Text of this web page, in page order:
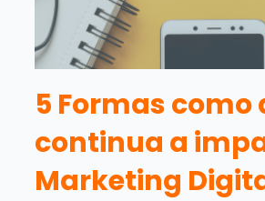
5 Formas como
continua a
Marketing